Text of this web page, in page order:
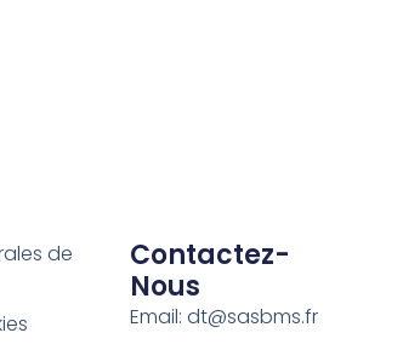
de
Contactez-
Nous
Email: dt@sasbms.fr